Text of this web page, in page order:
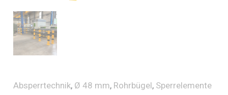
Absperrtechnik, Ø 48 mm, Rohrbügel, Sperrelemente